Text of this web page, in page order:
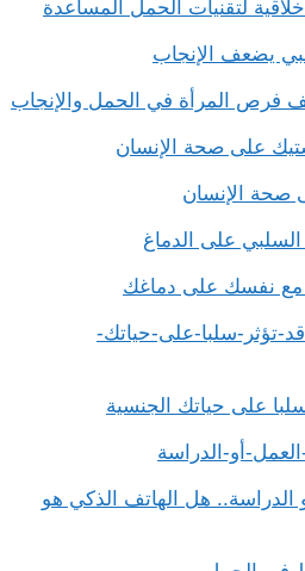
لتقنيات الحمل المساعدة
فرص المرأة في الحمل والإنجاب
صحة الإنسان
مع نفسك على دماغك
على حياتك الجنسية
الدراسة.. هل الهاتف الذكي هو